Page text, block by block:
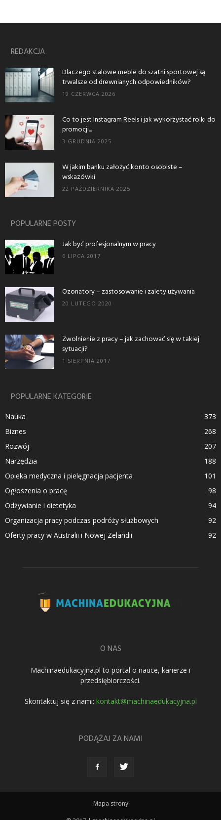
REDAKCJA
Dlaczego stalowe meble do szatni sportowej są
trwalsze od drewnianych odpowiedników?
19 CZERWCA 2026
Co to jest Instagram Reels i jak wykorzystać rolki do
promocji...
3 GRUDNIA 2025
W jakim banku założyć konto osobiste –
wskazówki
22 PAŹDZIERNIKA 2025
POPULARNE POSTY
Jak być profesjonalnym w pracy
6 LIPCA 2017
Ozonatory – zastosowanie i zalety używania
20 LUTEGO 2020
Zwolnienie z pracy – jak zachować się w takiej
sytuacji?
1 SIERPNIA 2017
POPULARNE KATEGORIE
Nauka
373
Biznes
268
Rozwój
207
Narzędzia
188
Opieka medyczna i pielęgnacja pacjenta
101
Ogłoszenia o pracę
98
Odżywianie i dietetyka
94
Organizacja pracy podczas podróży służbowych
92
Oferty pracy w Australii i Nowej Zelandii
92
O NAS
Machinaedukacyjna.pl to portal o nauce, karierze i
przedsiębiorczości.
Skontaktuj się z nami: kontakt@machinaedukacyjna.pl
PODĄŻAJ ZA NAMI
Mapa strony